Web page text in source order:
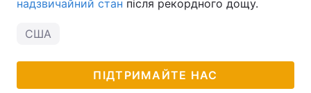
надзвичайний стан після рекордного дощу.
США
ПІДТРИМАЙТЕ НАС